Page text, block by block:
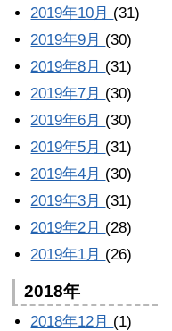
2019年10月 (31)
2019年9月 (30)
2019年8月 (31)
2019年7月 (30)
2019年6月 (30)
2019年5月 (31)
2019年4月 (30)
2019年3月 (31)
2019年2月 (28)
2019年1月 (26)
2018年
2018年12月 (1)